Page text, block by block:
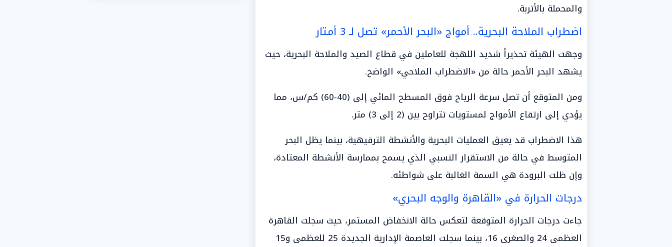
والمحملة بالأتربة.
اضطراب الملاحة البحرية.. أمواج «البحر الأحمر» تصل لـ 3 أمتار
وجهت الهيئة تحذيراً شديد اللهجة للعاملين في قطاع الصيد والملاحة البحرية، حيث
يشهد البحر الأحمر حالة من «الاضطراب الملاحي» الواضح.
ومن المتوقع أن تصل سرعة الرياح فوق المسطح المائي إلى (40-60) كم/س، مما
يؤدي إلى ارتفاع الأمواج لمستويات تتراوح بين (2 إلى 3) متر.
هذا الاضطراب قد يعيق العمليات البحرية والأنشطة الترفيهية، بينما يظل البحر
المتوسط في حالة من الاستقرار النسبي الذي يسمح بممارسة الأنشطة المعتادة،
وإن ظلت البرودة هي السمة الغالبة على شواطئه.
درجات الحرارة في «القاهرة والوجه البحري»
جاءت درجات الحرارة المتوقعة لتعكس حالة الانخفاض المستمر، حيث سجلت القاهرة
العظمى 24 والصغرى 16، بينما سجلت العاصمة الإدارية الجديدة 25 للعظمى و15